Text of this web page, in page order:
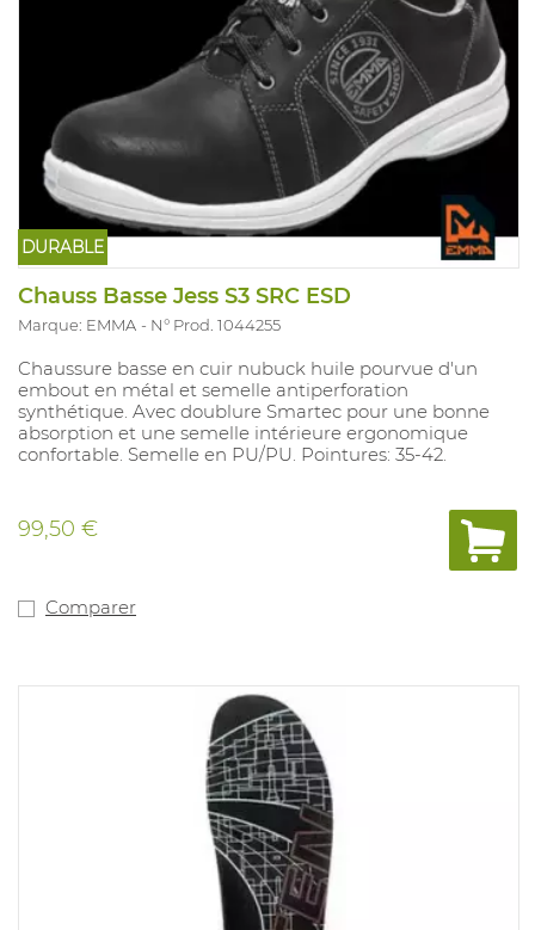
DURABLE
Chauss Basse Jess S3 SRC ESD
Marque: EMMA N° Prod. 1044255
Chaussure basse en cuir nubuck huile pourvue d'un
embout en métal et semelle antiperforation
synthétique. Avec doublure Smartec pour une bonne
absorption et une semelle intérieure ergonomique
confortable. Semelle en PU/PU. Pointures: 35-42.
99,50 €
Comparer